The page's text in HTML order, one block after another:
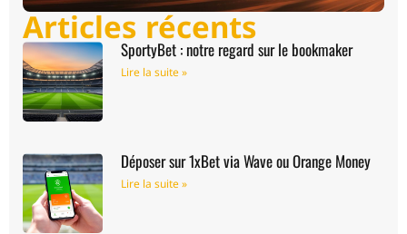
Articles récents
SportyBet : notre regard sur le bookmaker
Lire la suite »
Déposer sur 1xBet via Wave ou Orange Money
Lire la suite »